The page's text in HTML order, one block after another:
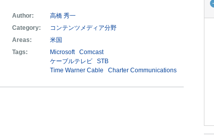
Author:
高橋 秀一
Category:
コンテンツメディア分野
Areas:
米国
Tags:
Microsoft
Comcast
ケーブルテレビ
STB
Time Warner Cable
Charter Communications